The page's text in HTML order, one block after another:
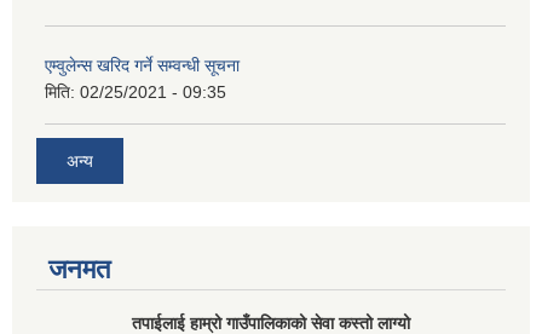
एम्वुलेन्स खरिद गर्ने सम्वन्धी सूचना
मिति: 02/25/2021 - 09:35
अन्य
जनमत
तपाईलाई हाम्रो गाउँपालिकाको सेवा कस्तो लाग्यो